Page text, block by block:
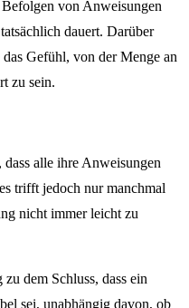
von Anweisungen
dauert. Darüber
Gefühl, von der Menge an
zu sein.
alle ihre Anweisungen
trifft jedoch nur manchmal
nicht immer leicht zu
dem Schluss, dass ein
sei, unabhängig davon, ob